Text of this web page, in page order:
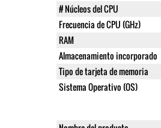
# Núcleos del CPU
Frecuencia de CPU (GHz)
RAM
Almacenamiento incorporado
Tipo de tarjeta de memoria
Sistema Operativo (OS)